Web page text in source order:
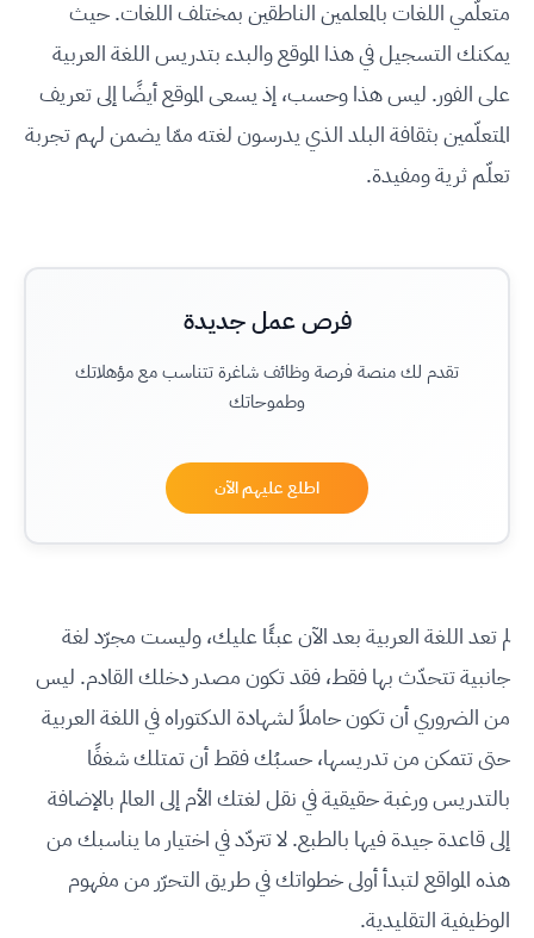
متعلّمي اللغات بالمعلمين الناطقين بمختلف اللغات. حيث
يمكنك التسجيل في هذا الموقع والبدء بتدريس اللغة العربية
على الفور. ليس هذا وحسب، إذ يسعى الموقع أيضًا إلى تعريف
المتعلّمين بثقافة البلد الذي يدرسون لغته ممّا يضمن لهم تجربة
تعلّم ثرية ومفيدة.
فرص عمل جديدة
تقدم لك منصة فرصة وظائف شاغرة تتناسب مع مؤهلاتك
وطموحاتك
اطلع عليهم الآن
لم تعد اللغة العربية بعد الآن عبئًا عليك، وليست مجرّد لغة
جانبية تتحدّث بها فقط، فقد تكون مصدر دخلك القادم. ليس
من الضروري أن تكون حاملاً لشهادة الدكتوراه في اللغة العربية
حتى تتمكن من تدريسها، حسبُك فقط أن تمتلك شغفًا
بالتدريس ورغبة حقيقية في نقل لغتك الأم إلى العالم بالإضافة
إلى قاعدة جيدة فيها بالطبع. لا تتردّد في اختيار ما يناسبك من
هذه المواقع لتبدأ أولى خطواتك في طريق التحرّر من مفهوم
الوظيفية التقليدية.